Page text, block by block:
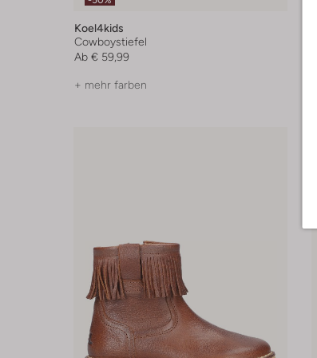
Koel4kids
Cowboystiefel
Ab € 59,99
+ mehr farben